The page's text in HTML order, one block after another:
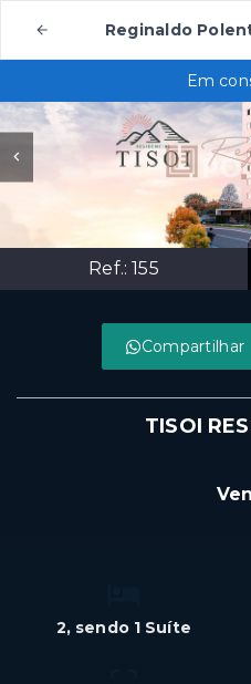
Reginaldo
Ref.:155
Em
Compartilhar
TISOI
2, sendo 1 Suíte